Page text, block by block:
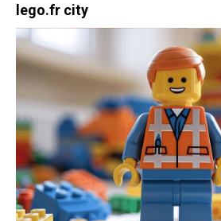
lego.fr city